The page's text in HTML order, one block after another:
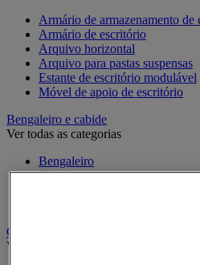
Armário de armazenamento de
Armário de escritório
Arquivo horizontal
Arquivo para pastas suspensas
Estante de escritório modulável
Móvel de apoio de escritório
Bengaleiro e cabide
Ver todas as categorias
Bengaleiro
Cabide
Cadeiras, poltronas e cadeirões
Ver todas as categorias